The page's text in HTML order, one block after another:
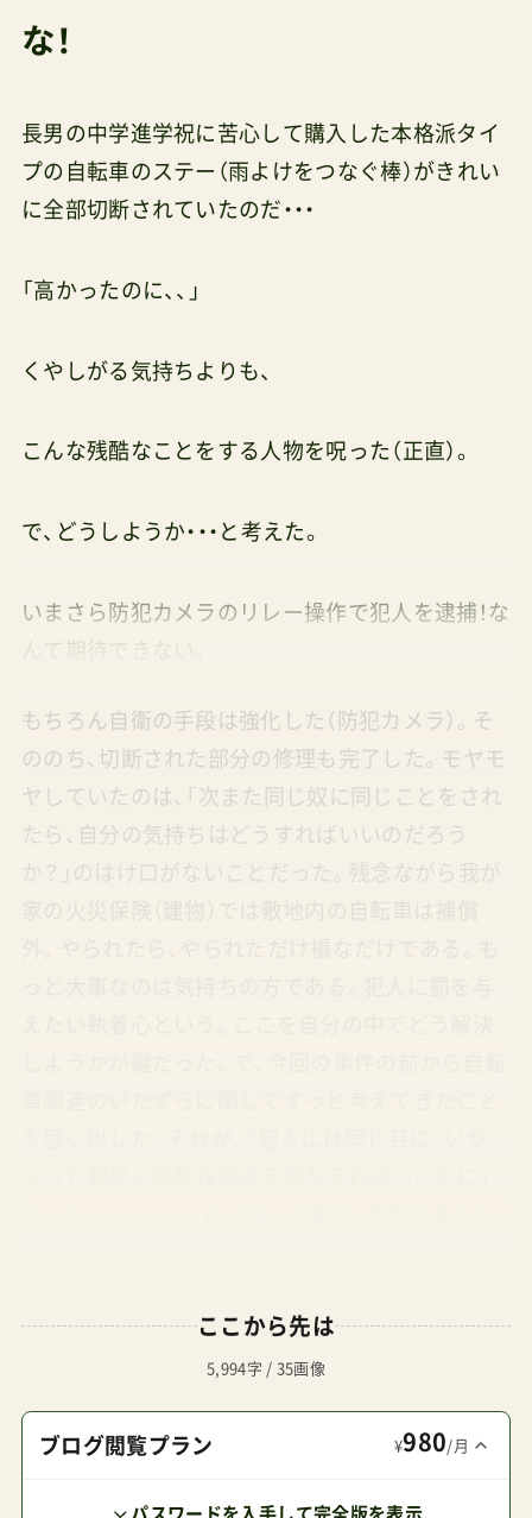
な！
長男の中学進学祝に苦心して購入した本格派タイ
プの自転車のステー（雨よけをつなぐ棒）がきれい
に全部切断されていたのだ・・・
「高かったのに、、」
くやしがる気持ちよりも、
こんな残酷なことをする人物を呪った（正直）。
で、どうしようか・・・と考えた。
いまさら防犯カメラのリレー操作で犯人を逮捕！な
んて期待できない。
もちろん自衛の手段は強化した（防犯カメラ）。そ
ののち、切断された部分の修理も完了した。モヤモ
ヤしていたのは、「次また同じ奴に同じことをされ
たら、自分の気持ちはどうすればいいのだろう
通販？でそれに相当する呪詛的なアイテムが売ら
れているようだが・・・個人的にはそんなものに頼
今回の顛末をもう少しファンタジーに伝えたいと
ここから先は
5,994字 / 35画像
ブログ閲覧プラン ¥980/月
パスワードを入手して完全版を表示